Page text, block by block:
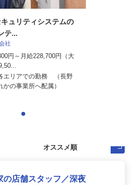
ュリティシステムの
テ...
社
円～月給228,700円（大
エリアでの勤務 （長野
かの事業所へ配属）
の店舗スタッフ／深夜